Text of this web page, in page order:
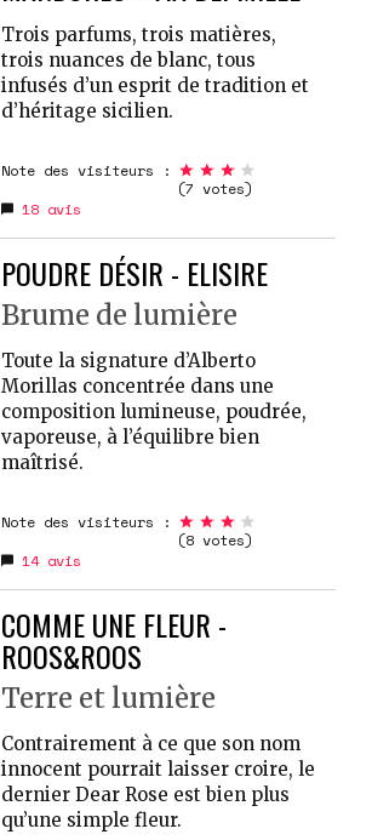
Trois parfums, trois matières,
trois nuances de blanc, tous
infusés d’un esprit de tradition et
d’héritage sicilien.
Note des visiteurs :
(7 votes)
18 avis
POUDRE DÉSIR - ELISIRE
Brume de lumière
Toute la signature d’Alberto
Morillas concentrée dans une
composition lumineuse, poudrée,
vaporeuse, à l’équilibre bien
maîtrisé.
Note des visiteurs :
(8 votes)
14avis
COMME UNE FLEUR -
ROOS&ROOS
Terre et lumière
Contrairement à ce que son nom
innocent pourrait laisser croire, le
dernier Dear Rose est bien plus
qu’une simple fleur.